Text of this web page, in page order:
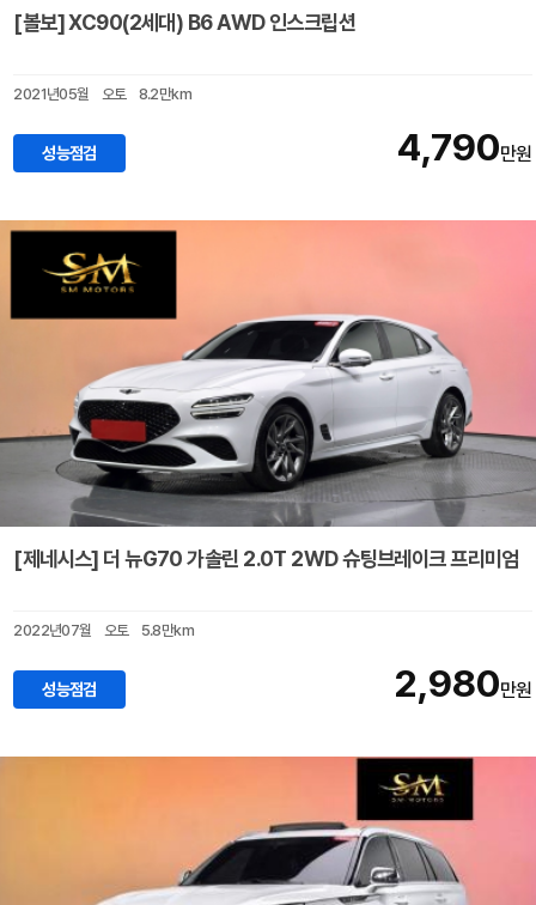
[볼보] XC90(2세대) B6 AWD 인스크립션
2021년05월 오토 8.2만km
성능점검 4,790만원
[제네시스] 더 뉴G70 가솔린 2.0T 2WD 슈팅브레이크 프리미엄
2022년07월 오토 5.8만km
성능점검 2,980만원